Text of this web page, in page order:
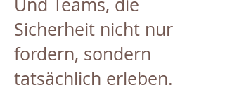
Sicherheit nicht nur
fordern, sondern
tatsächlich erleben.